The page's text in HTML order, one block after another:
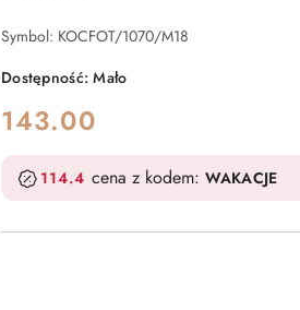
Symbol: KOCFOT/1070/M18
Dostępność:Mało
cena:
143.00
114.4 cena z kodem: WAKACJE